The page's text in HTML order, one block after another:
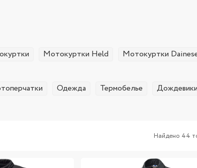
Мотокуртки Held Мотокуртки
Одежда Термобелье Дождевики
Найдено 44